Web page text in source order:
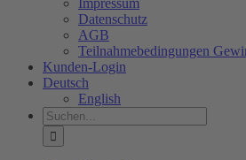
Impressum
Datenschutz
AGB
Teilnahmebedingungen
Kunden-Login
Deutsch
English
Suche
nach: